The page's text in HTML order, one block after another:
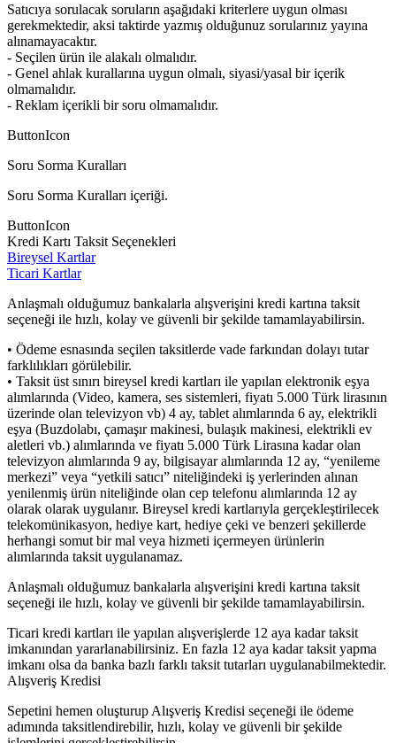
Satıcıya sorulacak soruların aşağıdaki kriterlere uygun olması
gerekmektedir, aksi taktirde yazmış olduğunuz sorularınız yayına
alınamayacaktır.
- Seçilen ürün ile alakalı olmalıdır.
- Genel ahlak kurallarına uygun olmalı, siyasi/yasal bir içerik
olmamalıdır.
- Reklam içerikli bir soru olmamalıdır.
ButtonIcon
Soru Sorma Kuralları
Soru Sorma Kuralları içeriği.
ButtonIcon
Kredi Kartı Taksit Seçenekleri
Bireysel Kartlar
Ticari Kartlar
Anlaşmalı olduğumuz bankalarla alışverişini kredi kartına taksit
seçeneği ile hızlı, kolay ve güvenli bir şekilde tamamlayabilirsin.
• Ödeme esnasında seçilen taksitlerde vade farkından dolayı tutar
farklılıkları görülebilir.
• Taksit üst sınırı bireysel kredi kartları ile yapılan elektronik eşya
alımlarında (Video, kamera, ses sistemleri, fiyatı 5.000 Türk lirasının
üzerinde olan televizyon vb) 4 ay, tablet alımlarında 6 ay, elektrikli
eşya (Buzdolabı, çamaşır makinesi, bulaşık makinesi, elektrikli ev
aletleri vb.) alımlarında ve fiyatı 5.000 Türk Lirasına kadar olan
televizyon alımlarında 9 ay, bilgisayar alımlarında 12 ay, “yenileme
merkezi” veya “yetkili satıcı” niteliğindeki iş yerlerinden alınan
yenilenmiş ürün niteliğinde olan cep telefonu alımlarında 12 ay
olarak olarak uygulanır. Bireysel kredi kartlarıyla gerçekleştirilecek
telekomünikasyon, hediye kart, hediye çeki ve benzeri şekillerde
herhangi somut bir mal veya hizmeti içermeyen ürünlerin
alımlarında taksit uygulanamaz.
Anlaşmalı olduğumuz bankalarla alışverişini kredi kartına taksit
seçeneği ile hızlı, kolay ve güvenli bir şekilde tamamlayabilirsin.
Ticari kredi kartları ile yapılan alışverişlerde 12 aya kadar taksit
imkanından yararlanabilirsiniz. En fazla 12 aya kadar taksit yapma
imkanı olsa da banka bazlı farklı taksit tutarları uygulanabilmektedir.
Alışveriş Kredisi
Sepetini hemen oluşturup Alışveriş Kredisi seçeneği ile ödeme
adımında taksitlendirebilir, hızlı, kolay ve güvenli bir şekilde